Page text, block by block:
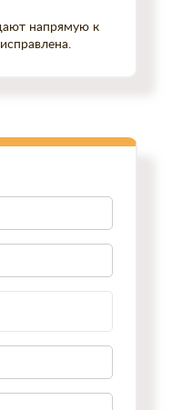
напрямую к